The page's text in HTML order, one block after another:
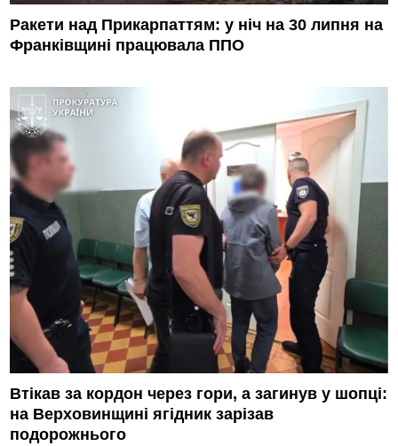
Ракети над Прикарпаттям: у ніч на 30 липня на
Франківщині працювала ППО
Втікав за кордон через гори, а загинув у шопці:
на Верховинщині ягідник зарізав
подорожнього